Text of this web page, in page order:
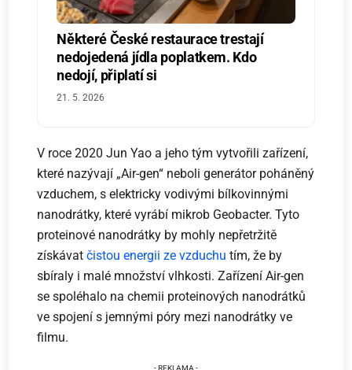
Některé České restaurace trestají
nedojedená jídla poplatkem. Kdo
nedojí, připlatí si
21. 5. 2026
V roce 2020 Jun Yao a jeho tým vytvořili zařízení,
které nazývají „Air-gen“ neboli generátor poháněný
vzduchem, s elektricky vodivými bílkovinnými
nanodrátky, které vyrábí mikrob Geobacter. Tyto
proteinové nanodrátky by mohly nepřetržitě
získávatčistou energii ze vzduchu tím, že by
sbíraly i malé množství vlhkosti. Zařízení Air-gen
se spoléhalo na chemii proteinových nanodrátků
ve spojení s jemnými póry mezi nanodrátky ve
filmu.